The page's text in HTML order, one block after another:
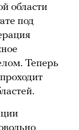
области
под
Теперь